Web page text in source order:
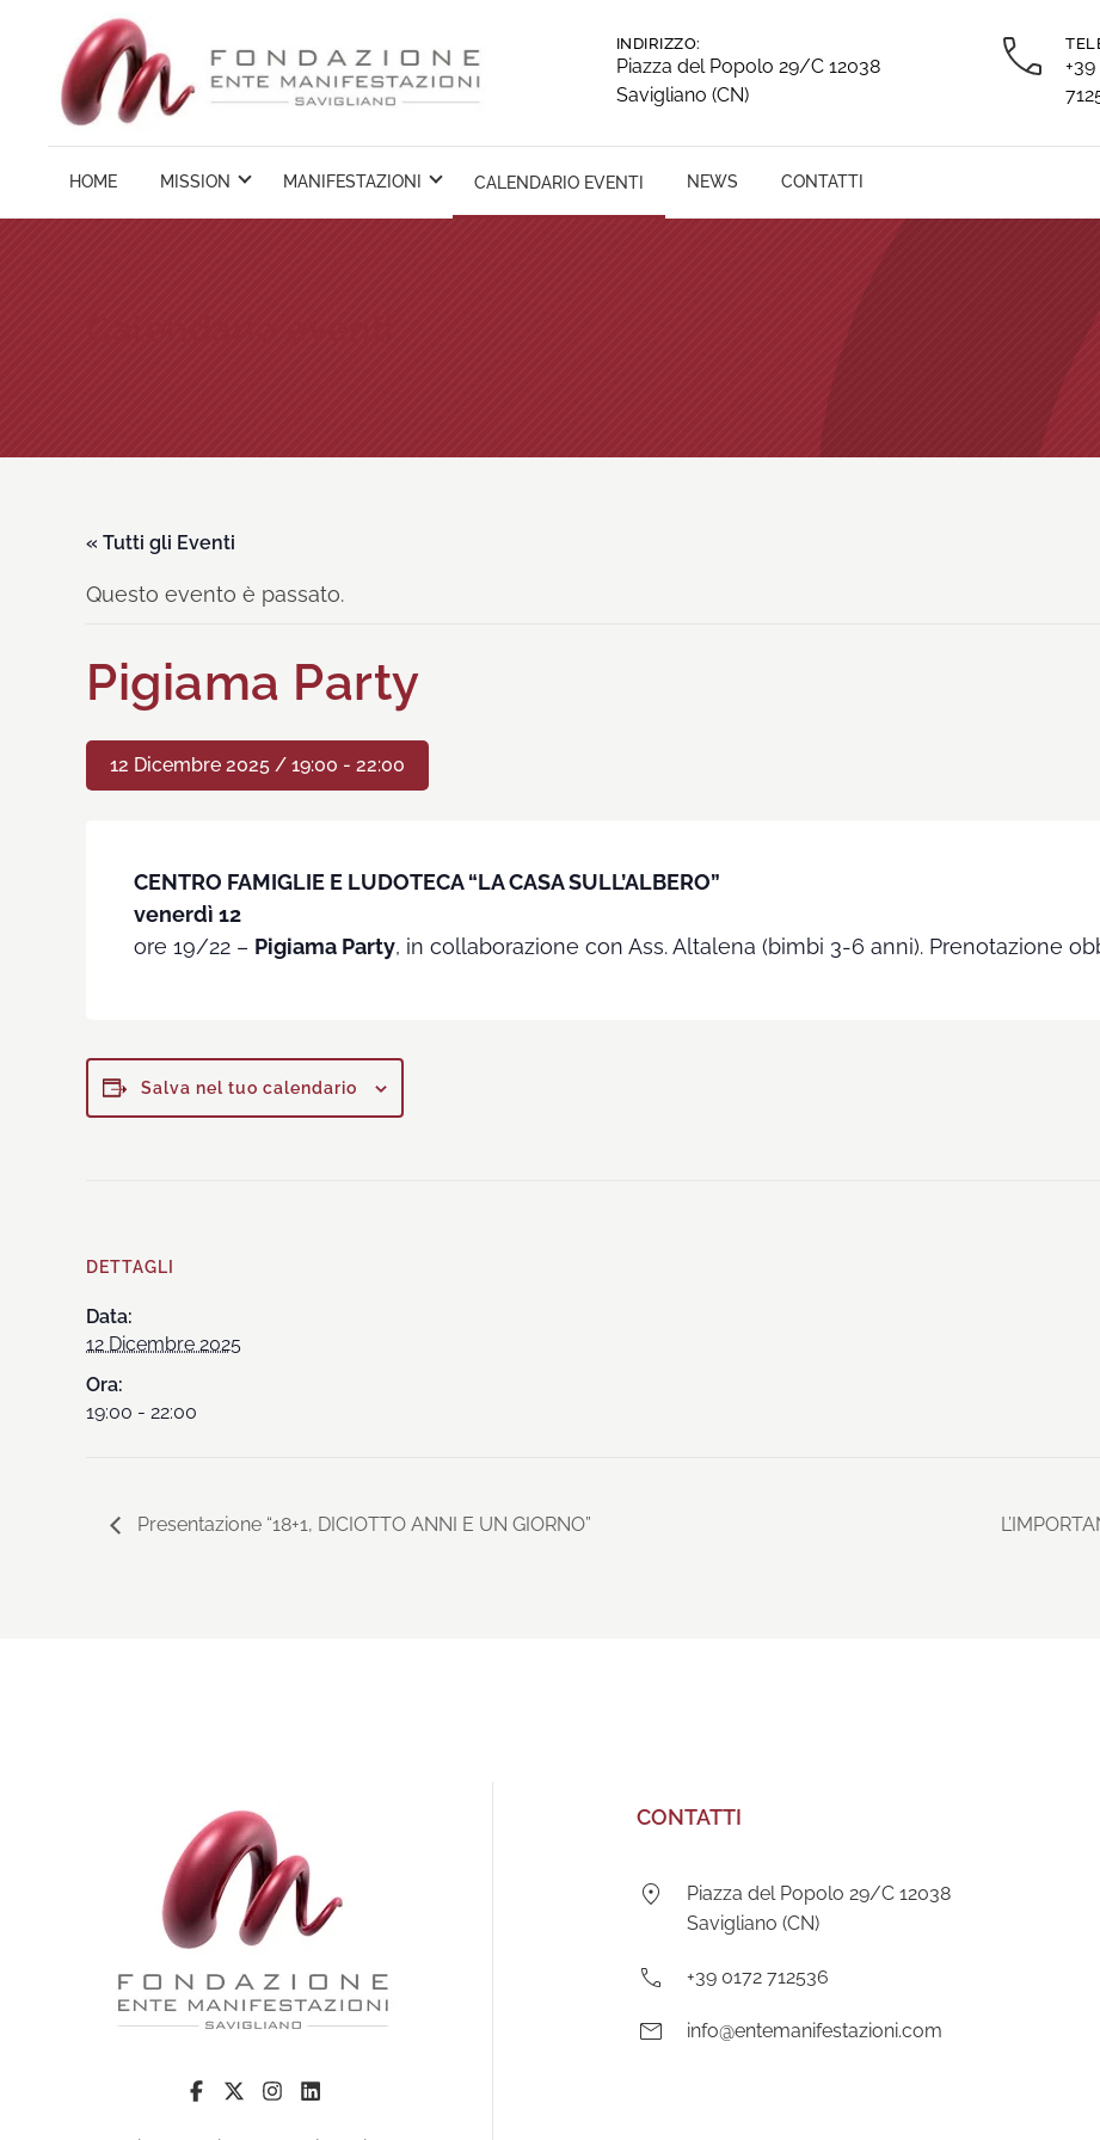
contenuti
INDIRIZZO:
Piazza del Popolo 29/C 12038
Savigliano (CN)
+39
HOME MISSION MANIFESTAZIONI CALENDARIO EVENTI NEWS CONTATTI
« Tutti gli Eventi
Questo evento è passato.
Pigiama Party
12 Dicembre 2025 / 19:00 - 22:00
CENTRO FAMIGLIE E LUDOTECA “LA CASA SULL’ALBERO”
venerdì 12
ore 19/22 – Pigiama Party, in collaborazione con Ass. Altalena (bimbi 3-6 anni). Prenotazione
Salva nel tuo calendario
DETTAGLI
Data:
12 Dicembre 2025
Ora:
19:00 - 22:00
Presentazione “18+1, DICIOTTO ANNI E UN GIORNO”
CONTATTI
Indirizzo:
Piazza del Popolo 29/C 12038
Savigliano (CN)
Telefono:
+39 0172 712536
E-
info@entemanifestazioni.com